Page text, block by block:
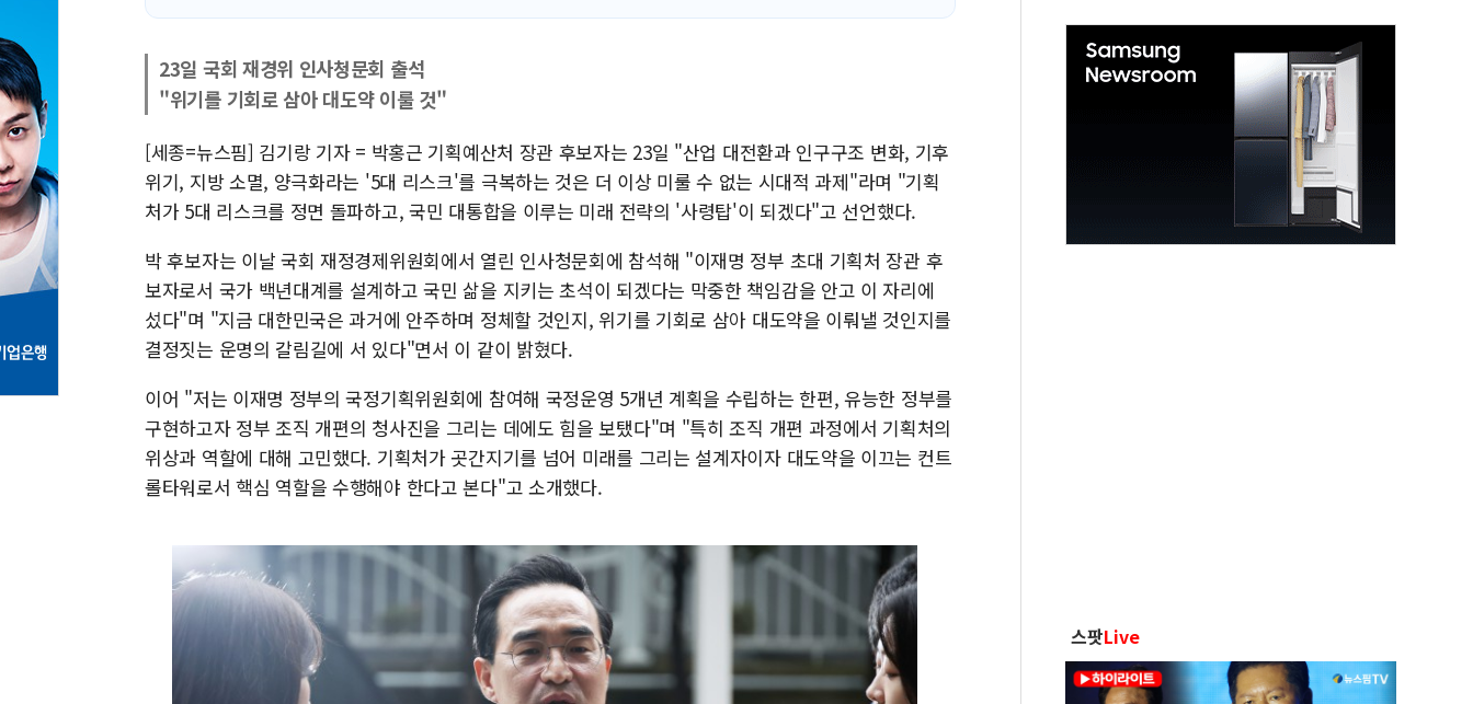
23일 국회 재경위 인사청문회 출석
"위기를 기회로 삼아 대도약 이룰 것"
[세종=뉴스핌] 김기랑 기자 = 박홍근 기획예산처 장관 후보자는 23일 "산업 대전환과 인구구조 변화, 기후
위기, 지방 소멸, 양극화라는 '5대 리스크'를 극복하는 것은 더 이상 미룰 수 없는 시대적 과제"라며 "기획
처가 5대 리스크를 정면 돌파하고, 국민 대통합을 이루는 미래 전략의 '사령탑'이 되겠다"고 선언했다.
박 후보자는 이날 국회 재정경제위원회에서 열린 인사청문회에 참석해 "이재명 정부 초대 기획처 장관 후
보자로서 국가 백년대계를 설계하고 국민 삶을 지키는 초석이 되겠다는 막중한 책임감을 안고 이 자리에
섰다"며 "지금 대한민국은 과거에 안주하며 정체할 것인지, 위기를 기회로 삼아 대도약을 이뤄낼 것인지를
결정짓는 운명의 갈림길에 서 있다"면서 이 같이 밝혔다.
이어 "저는 이재명 정부의 국정기획위원회에 참여해 국정운영 5개년 계획을 수립하는 한편, 유능한 정부를
구현하고자 정부 조직 개편의 청사진을 그리는 데에도 힘을 보탰다"며 "특히 조직 개편 과정에서 기획처의
위상과 역할에 대해 고민했다. 기획처가 곳간지기를 넘어 미래를 그리는 설계자이자 대도약을 이끄는 컨트
롤타워로서 핵심 역할을 수행해야 한다고 본다"고 소개했다.
스팟Live